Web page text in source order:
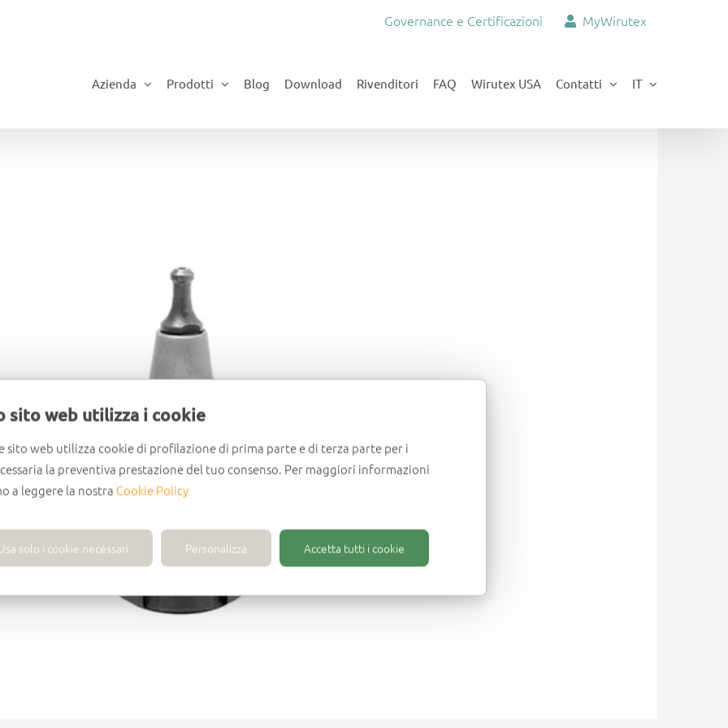
sito web utilizza i cookie
sito web utilizza cookie di profilazione di prima parte e di terza parte per i
la preventiva prestazione del tuo consenso. Per maggiori informazioni
a leggere la nostra Cookie Policy
solo i cookie necessari Personalizza Accetta tutti i cookie
Governance e Certificazioni MyWirutex
Azienda Prodotti Blog Download Rivenditori FAQ Wirutex USA Contatti IT